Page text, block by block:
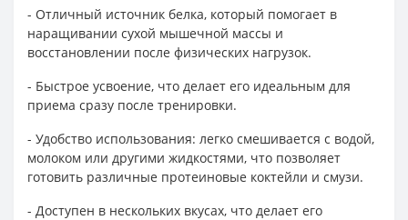
- Отличный источник белка, который помогает в
наращивании сухой мышечной массы и
восстановлении после физических нагрузок.
- Быстрое усвоение, что делает его идеальным для
приема сразу после тренировки.
- Удобство использования: легко смешивается с водой,
молоком или другими жидкостями, что позволяет
готовить различные протеиновые коктейли и смузи.
- Доступен в нескольких вкусах, что делает его